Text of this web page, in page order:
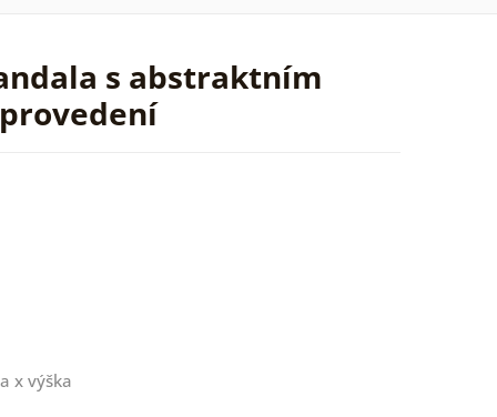
s abstraktním
x výška